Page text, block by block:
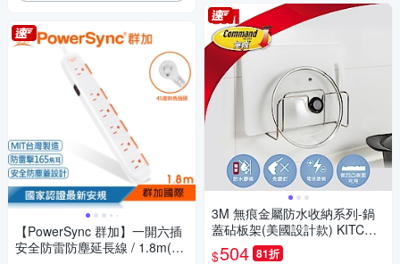
【PowerSync 群加】一開六插
安全防雷防塵延長線 / 1.8m(TS
3M 無痕金屬防水收納系列-鍋
蓋砧板架(美國設計款) KITCH4
$504 81折